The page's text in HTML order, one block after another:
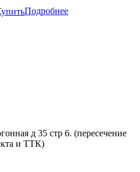
Подробнее
д 35 стр 6. (пересечение
и ТТК)